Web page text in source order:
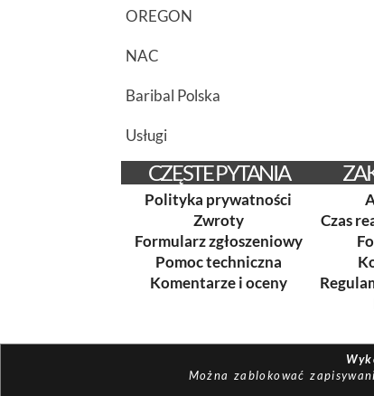
OREGON
NAC
Baribal Polska
Usługi
CZĘSTE PYTANIA
Polityka prywatności
Zwroty
Formularz zgłoszeniowy
Pomoc techniczna
Komentarze i oceny
Czas
Można zablokować